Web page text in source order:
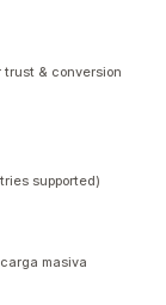
trust & conversion
supported)
masiva